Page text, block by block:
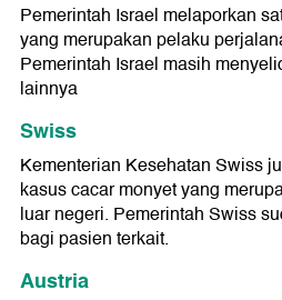
Pemerintah Israel melaporkan
yang merupakan pelaku
Pemerintah Israel masih
lainnya
Swiss
Kementerian Kesehatan Swiss
kasus cacar monyet yang
luar negeri. Pemerintah Swiss
bagi pasien terkait.
Austria